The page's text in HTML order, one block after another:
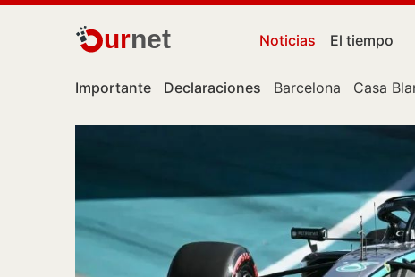
urnet Noticias El tiempo
Importante Declaraciones Barcelona Casa